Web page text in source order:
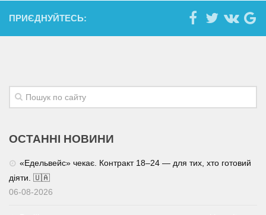
ПРИЄДНУЙТЕСЬ:
ОСТАННІ НОВИНИ
«Едельвейс» чекає. Контракт 18–24 — для тих, хто готовий
діяти. 🇺🇦
06-08-2026